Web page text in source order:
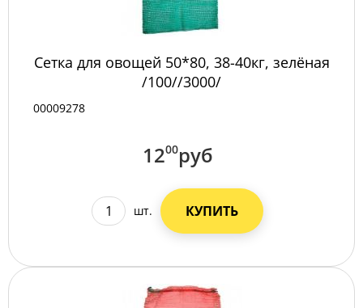
Сетка для овощей 50*80, 38-40кг, зелёная
/100//3000/
00009278
1200руб
шт. КУПИТЬ